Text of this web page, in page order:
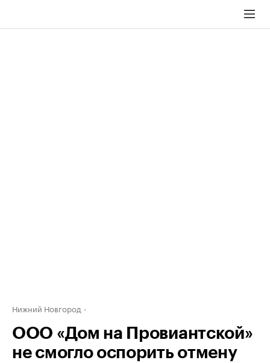
Нижний Новгород
ООО «Дом на Провиантской»
не смогло оспорить отмену